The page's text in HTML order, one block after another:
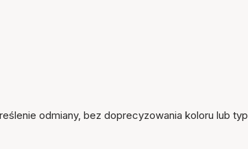
odmiany, bez doprecyzowania koloru lub